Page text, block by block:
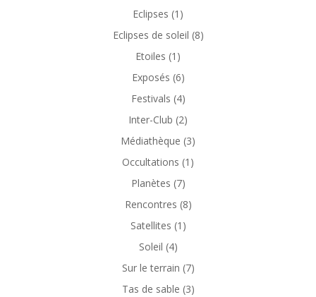
Eclipses (1)
Eclipses de soleil (8)
Etoiles (1)
Exposés (6)
Festivals (4)
Inter-Club (2)
Médiathèque (3)
Occultations (1)
Planètes (7)
Rencontres (8)
Satellites (1)
Soleil (4)
Sur le terrain (7)
Tas de sable (3)